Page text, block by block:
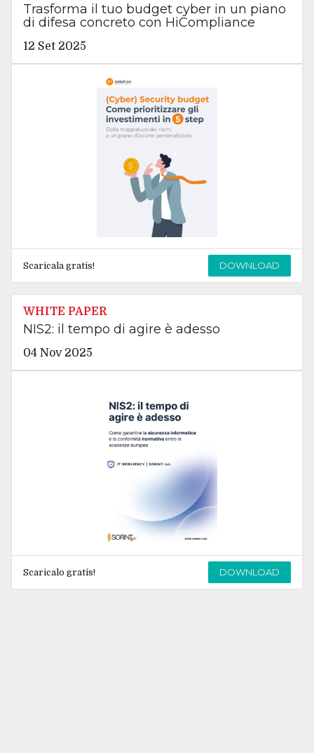
Trasforma il tuo budget cyber in un piano
di difesa concreto con HiCompliance
12 Set 2025
Scaricala gratis! DOWNLOAD
WHITE PAPER
NIS2: il tempo di agire è adesso
04 Nov 2025
Scaricalo gratis! DOWNLOAD